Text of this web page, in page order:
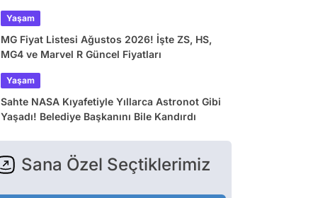
Yaşam
MG Fiyat Listesi Ağustos 2026! İşte ZS, HS,
MG4 ve Marvel R Güncel Fiyatları
Yaşam
Sahte NASA Kıyafetiyle Yıllarca Astronot Gibi
Yaşadı! Belediye Başkanını Bile Kandırdı
Sana Özel Seçtiklerimiz